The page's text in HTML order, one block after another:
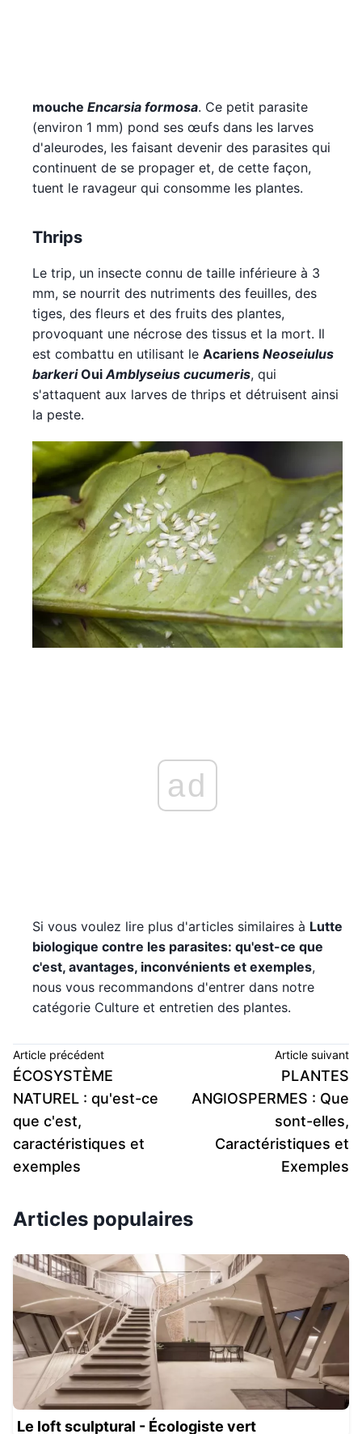
mouche Encarsia formosa. Ce petit parasite
(environ 1 mm) pond ses œufs dans les larves
d'aleurodes, les faisant devenir des parasites qui
continuent de se propager et, de cette façon,
tuent le ravageur qui consomme les plantes.
Thrips
Le trip, un insecte connu de taille inférieure à 3
mm, se nourrit des nutriments des feuilles, des
tiges, des fleurs et des fruits des plantes,
provoquant une nécrose des tissus et la mort. Il
est combattu en utilisant le Acariens Neoseiulus
barkeriOui Amblyseius cucumeris, qui
s'attaquent aux larves de thrips et détruisent ainsi
la peste.
ad
Si vous voulez lire plus d'articles similaires à Lutte
biologique contre les parasites: qu'est-ce que
c'est, avantages, inconvénients et exemples,
nous vous recommandons d'entrer dans notre
catégorie Culture et entretien des plantes.
Article précédent
ÉCOSYSTÈME
NATUREL : qu'est-ce
que c'est,
caractéristiques et
exemples
Article suivant
PLANTES
ANGIOSPERMES : Que
sont-elles,
Caractéristiques et
Exemples
Articles populaires
Le loft sculptural - Écologiste vert